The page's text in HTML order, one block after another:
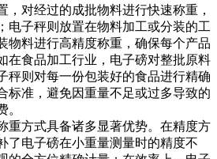
，对经过的成批物料进行快速称重，
电子秤则放置在物料加工或分装的工
物料进行高精度称重，确保每个产品
在食品加工行业，电子磅对整批原料
秤则对每一份包装好的食品进行精确
标准，避免因重量不足或过多导致的
。​
重方式具备诸多显著优势。在精度方
了电子磅在小重量测量时的精度不